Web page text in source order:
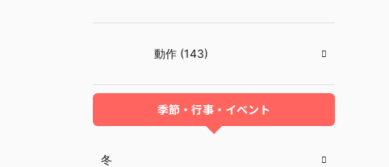
動作 (143)
季節・行事・イベント
冬